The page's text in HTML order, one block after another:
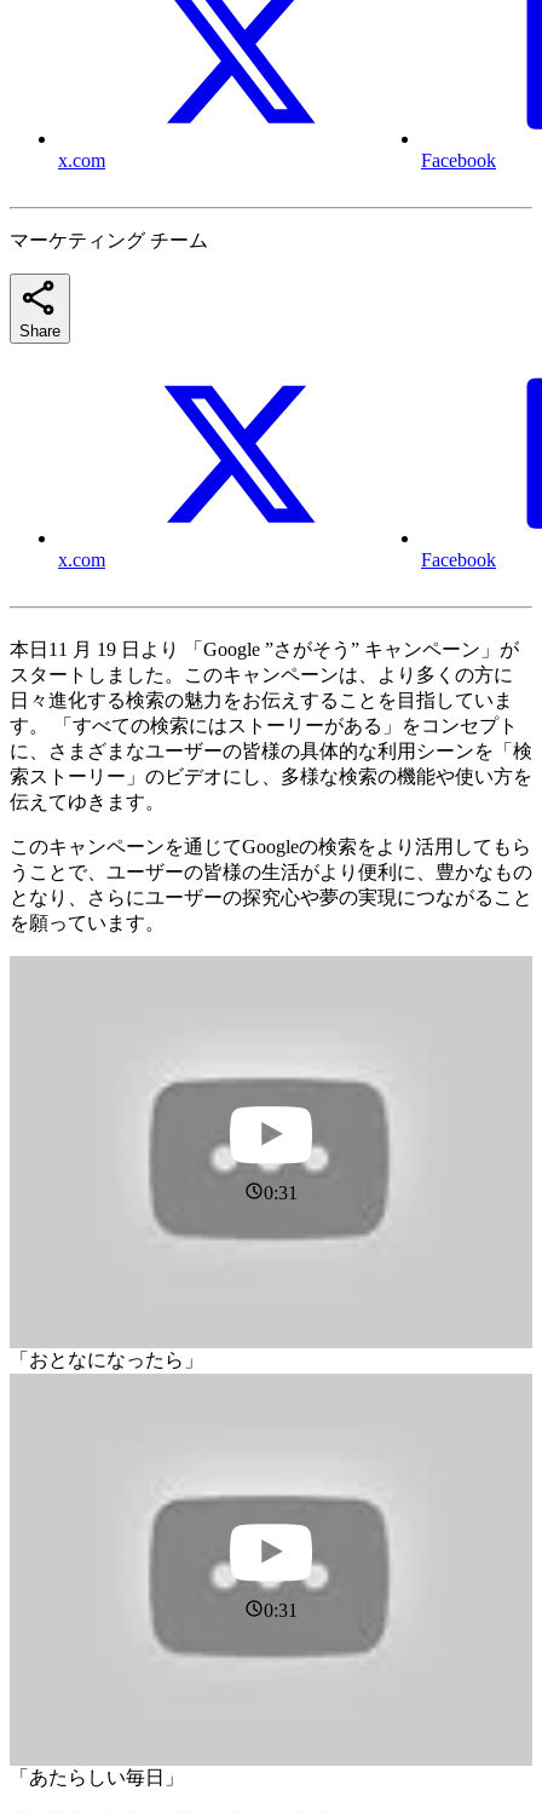
x.com Facebook
マーケティング チーム
Share
x.com Facebook
本日11 月 19 日より 「Google ”さがそう” キャンペーン」が
スタートしました。このキャンペーンは、より多くの方に
日々進化する検索の魅力をお伝えすることを目指していま
す。 「すべての検索にはストーリーがある」をコンセプト
に、さまざまなユーザーの皆様の具体的な利用シーンを「検
索ストーリー」のビデオにし、多様な検索の機能や使い方を
伝えてゆきます。
このキャンペーンを通じてGoogleの検索をより活用してもら
うことで、ユーザーの皆様の生活がより便利に、豊かなもの
となり、さらにユーザーの探究心や夢の実現につながること
を願っています。
0:31
「おとなになったら」
0:31
「あたらしい毎日」